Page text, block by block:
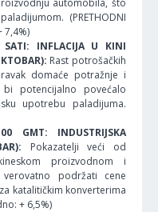
automobila, što
(PRETHODNI
7,4%)
SATI: INFLACIJA U KINI
Rast potrošačkih
domaće potražnje i
potencijalno povećalo
upotrebu paladijuma.
GMT: INDUSTRIJSKA
Pokazatelji veći od
proizvodnom i
podržati cene
katalitičkim konverterima
+ 6,5%)